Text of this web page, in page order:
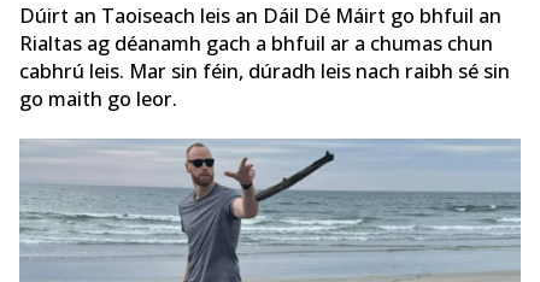
Dúirt an Taoiseach leis an Dáil Dé Máirt go bhfuil an
Rialtas ag déanamh gach a bhfuil ar a chumas chun
cabhrú leis. Mar sin féin, dúradh leis nach raibh sé sin
go maith go leor.